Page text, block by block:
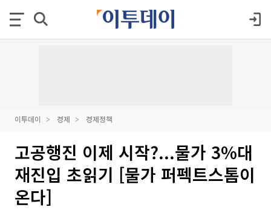
이투데이 경제 경제정책
고공행진 이제 시작?...물가 3%대
재진입 초읽기 [물가 퍼펙트스톰이
온다]